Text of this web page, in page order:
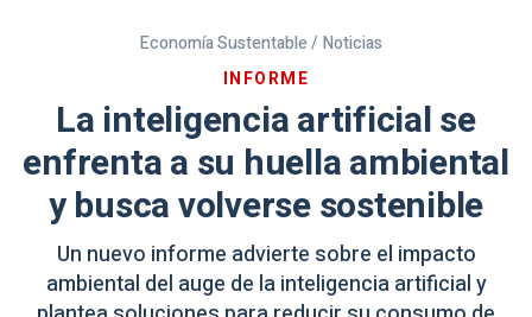
Economía Sustentable / Noticias
INFORME
La inteligencia artificial se
enfrenta a su huella ambiental
y busca volverse sostenible
Un nuevo informe advierte sobre el impacto
ambiental del auge de la inteligencia artificial y